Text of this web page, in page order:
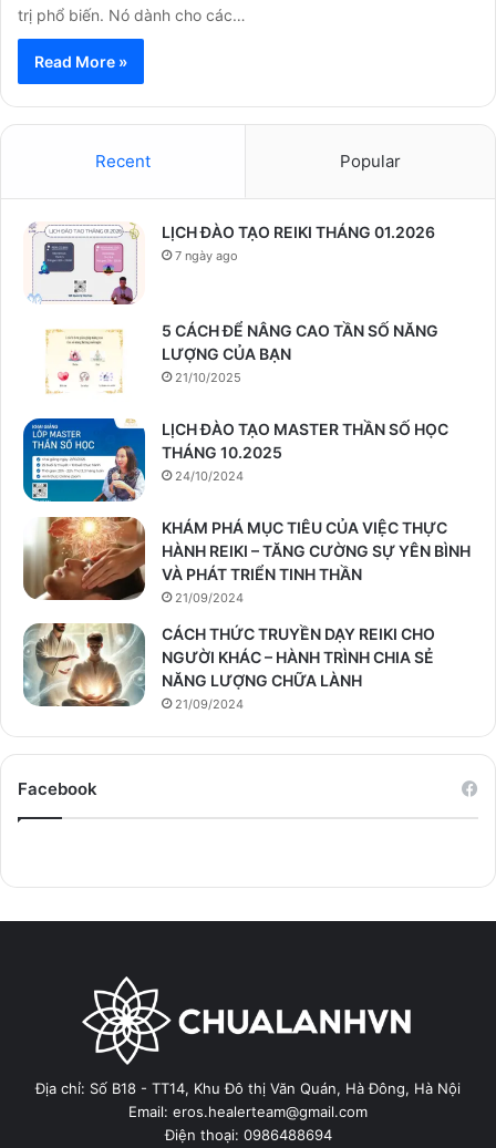
trị phổ biến. Nó dành cho các…
Read More »
Recent Popular
LỊCH ĐÀO TẠO REIKI THÁNG 01.2026
7 ngày ago
5 CÁCH ĐỂ NÂNG CAO TẦN SỐ NĂNG
LƯỢNG CỦA BẠN
21/10/2025
LỊCH ĐÀO TẠO MASTER THẦN SỐ HỌC
THÁNG 10.2025
24/10/2024
KHÁM PHÁ MỤC TIÊU CỦA VIỆC THỰC
HÀNH REIKI – TĂNG CƯỜNG SỰ YÊN BÌNH
VÀ PHÁT TRIỂN TINH THẦN
21/09/2024
CÁCH THỨC TRUYỀN DẠY REIKI CHO
NGƯỜI KHÁC – HÀNH TRÌNH CHIA SẺ
NĂNG LƯỢNG CHỮA LÀNH
21/09/2024
Facebook
Địa chỉ: Số B18 - TT14, Khu Đô thị Văn Quán, Hà Đông, Hà Nội
Email: eros.healerteam@gmail.com
Điện thoại: 0986488694